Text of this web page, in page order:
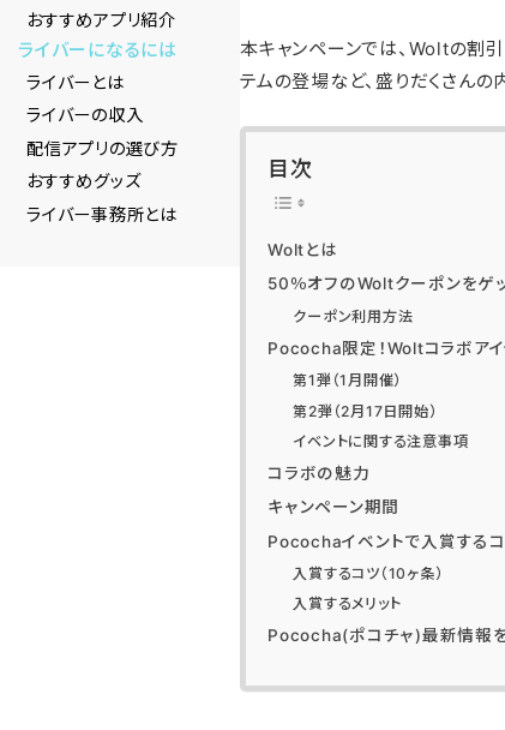
おすすめアプリ紹介
ライバーになるには
ライバーとは
ライバーの収入
配信アプリの選び方
おすすめグッズ
ライバー事務所とは
本キャンペーンでは、Woltの割
テムの登場など、盛りだくさんの
目次
Woltとは
50％オフのWoltクーポンをゲ
クーポン利用方法
Pococha限定！Woltコラボア
第1弾（1月開催）
第2弾（2月17日開始）
イベントに関する注意事項
コラボの魅力
キャンペーン期間
Pocochaイベントで入賞するコ
入賞するコツ（10ヶ条）
入賞するメリット
Pococha(ポコチャ)最新情報